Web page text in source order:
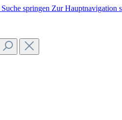
springen Zur Hauptnavigation